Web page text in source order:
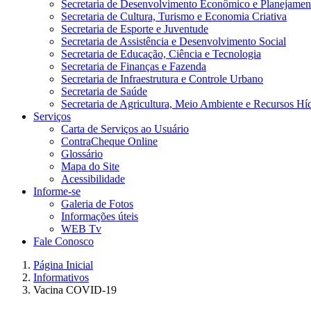
Secretaria de Desenvolvimento Econômico e
Secretaria de Cultura, Turismo e Economia Criativa
Secretaria de Esporte e Juventude
Secretaria de Assistência e Desenvolvimento Social
Secretaria de Educação, Ciência e Tecnologia
Secretaria de Finanças e Fazenda
Secretaria de Infraestrutura e Controle Urbano
Secretaria de Saúde
Secretaria de Agricultura, Meio Ambiente e Recursos
Serviços
Carta de Serviços ao Usuário
ContraCheque Online
Glossário
Mapa do Site
Acessibilidade
Informe-se
Galeria de Fotos
Informações úteis
WEB Tv
Fale Conosco
Página Inicial
Informativos
Vacina COVID-19